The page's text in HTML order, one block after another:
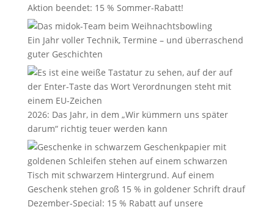
Aktion beendet: 15 % Sommer-Rabatt!
Ein Jahr voller Technik, Termine – und überraschend
guter Geschichten
2026: Das Jahr, in dem „Wir kümmern uns später
darum“ richtig teuer werden kann
Dezember-Special: 15 % Rabatt auf unsere